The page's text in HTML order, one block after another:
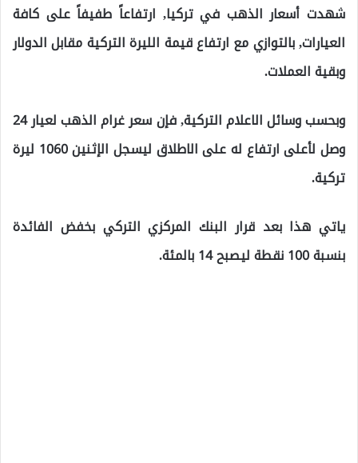
شهدت أسعار الذهب في تركيا, ارتفاعاً طفيفاً على كافة
العيارات, بالتوازي مع ارتفاع قيمة الليرة التركية مقابل الدولار
وبقية العملات.
وبحسب وسائل الاعلام التركية, فإن سعر غرام الذهب لعيار 24
وصل لأعلى ارتفاع له على الاطلاق ليسجل الإثنين 1060 ليرة
تركية.
ياتي هذا بعد قرار البنك المركزي التركي بخفض الفائدة
بنسبة 100 نقطة ليصبح 14 بالمئة.